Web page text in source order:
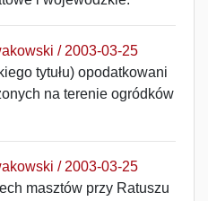
/ 2003-03-25
tytułu) opodatkowani
na terenie ogródków
/ 2003-03-25
masztów przy Ratuszu